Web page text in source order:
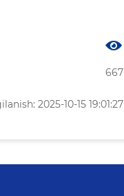
667
2025-10-15 19:01:27